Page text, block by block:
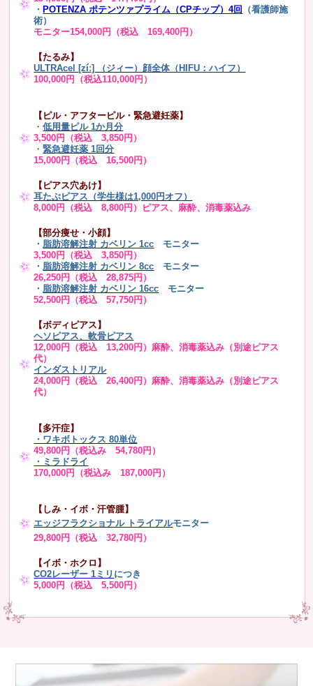
・ POTENZA ポテンツァプライム（CPチップ）4回
（看護師施
術）
モニター154,000円（税込 169,400円）
【たるみ】
ULTRAcel [zíː] （ジィー）顔全体（HIFU：ハイフ）
100,000円（税込110,000円）
【ピル・アフターピル・緊急避妊薬】
・低用量ピル 1か月分
3,500円（税込 3,850円）
・緊急避妊薬 1回分
15,000円（税込 16,500円）
【ピアス穴あけ】
耳たぶピアス（学生様は1,000円オフ）
8,000円（税込 8,800円）ピアス、麻酔、消毒薬込み
【部分痩せ・小顔】
・ 脂肪溶解注射 カベリン 1cc モニター
3,500円（税込 3,850円）
・ 脂肪溶解注射 カベリン 8cc モニター
26,250円（税込 28,875円）
・ 脂肪溶解注射 カベリン 16cc
モニター
52,500円（税込 57,750円）
【ボディピアス】
ヘソピアス、軟骨ピアス
12,000円（税込 13,200円）麻酔、消毒薬込み（別途ピアス
代）
インダストリアル
24,000円（税込 26,400円）麻酔、消毒薬込み（別途ピアス
代）
【多汗症】
・ ワキボトックス 80単位
49,800円（税込み 54,780円）
・ミラドライ
170,000円（税込み 187,000円）
【しみ・イボ・汗管腫】
エッジフラクショナル トライアルモニター
29,800円（税込 32,780円）
【イボ・ホクロ】
CO2レーザー 1ミリ につき
5,000円（税込 5,500円）